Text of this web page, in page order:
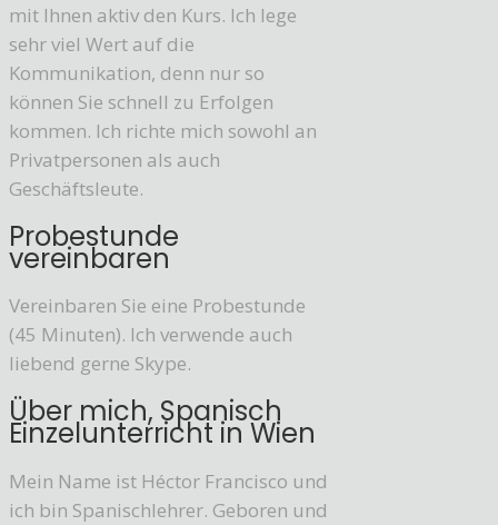
mit Ihnen aktiv den Kurs. Ich lege
sehr viel Wert auf die
Kommunikation, denn nur so
können Sie schnell zu Erfolgen
kommen. Ich richte mich sowohl an
Privatpersonen als auch
Geschäftsleute.
Probestunde
vereinbaren
Vereinbaren Sie eine Probestunde
(45 Minuten). Ich verwende auch
liebend gerne Skype.
Über mich, Spanisch
Einzelunterricht in Wien
Mein Name ist Héctor Francisco und
ich bin Spanischlehrer. Geboren und